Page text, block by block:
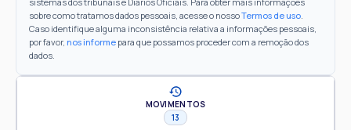
sobre como tratamos dados pessoais, acesse o nossoTermos de uso.
Caso identifique alguma inconsistência relativa a informações pessoais,
por favor, nos informe para que possamos proceder com a remoção dos
dados.
MOVIMENTOS
13